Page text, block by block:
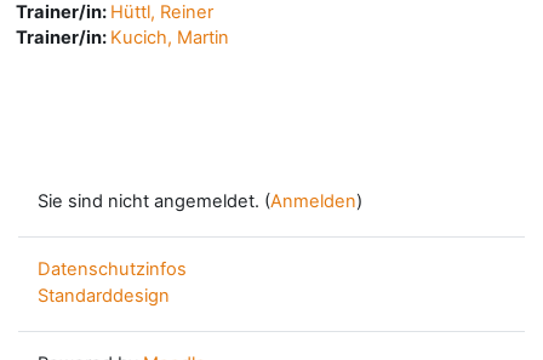
Trainer/in: Hüttl, Reiner
Trainer/in: Kucich, Martin
Sie sind nicht angemeldet. (Anmelden)
Datenschutzinfos
Standarddesign